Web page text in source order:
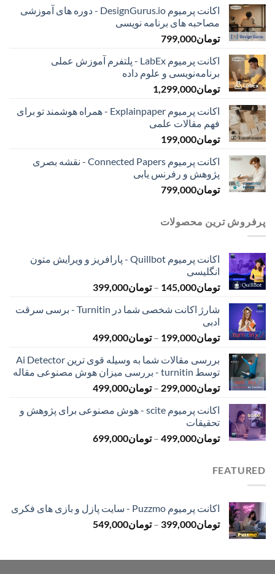
اکانت پرمیوم DesignGurus.io - دوره ‌های آموزشی
مصاحبه ‌های برنامه نویسی
تومان799,000
اکانت پرمیوم LabEx - پلتفرم آموزش عملی
برنامه‌نویسی و علوم داده
تومان1,299,000
اکانت پرمیوم Explainpaper - همراه هوشمند تو برای
فهم مقالات علمی
تومان199,000
اکانت پرمیوم Connected Papers - نقشه بصری
پژوهش و رفرنس یابی
تومان799,000
پرفروش ترین محصولات
اکانت پرمیوم Quillbot - پارافریز و ویرایش متون
انگلیسی
تومان145,000
– تومان399,000
تومان145,000
تومان399,000
شارژ اکانت شخصی شما در Turnitin - برسی سرقت
ادبی
تومان199,000
– تومان499,000محدوده
تومان199,000
تا
تومان499,000
بررسی مقالات شما به وسیله قوی ترین Ai Detector
توسط turnitin - بررسی میزان هوش مصنوعی مقاله
تومان299,000
– تومان499,000محدوده
تومان299,000
تومان499,000
اکانت پرمیوم scite - هوش مصنوعی برای پژوهش و
تحقیقات
تومان499,000
– تومان699,000محدوده
FEATURED
اکانت پرمیوم Puzzmo - سایت پازل و بازی های فکری
تومان399,000
– تومان549,000
تا